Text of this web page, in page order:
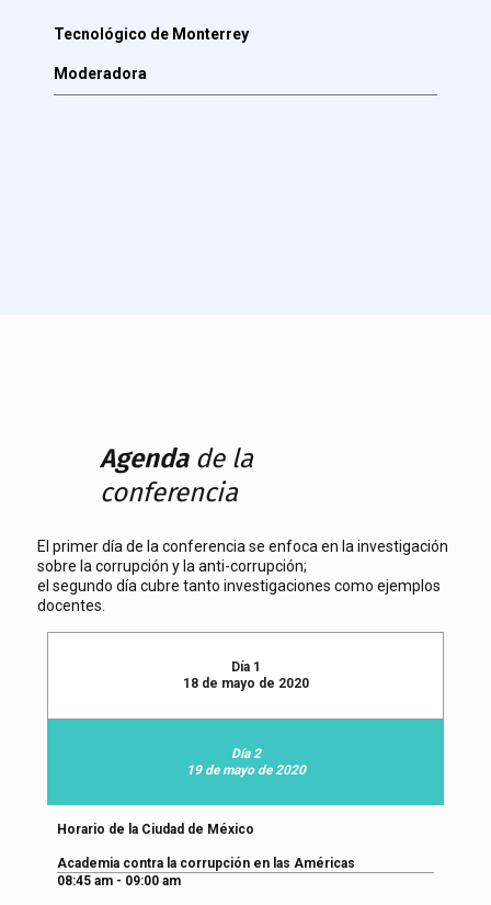
Tecnológico de Monterrey
Moderadora
Agenda de la
conferencia
El primer día de la conferencia se enfoca en la investigación
sobre la corrupción y la anti-corrupción;
el segundo día cubre tanto investigaciones como ejemplos
docentes.
Día 1
18 de mayo de 2020
Día 2
19 de mayo de 2020
Horario de la Ciudad de México
Academia contra la corrupción en las Américas
08:45 am - 09:00 am